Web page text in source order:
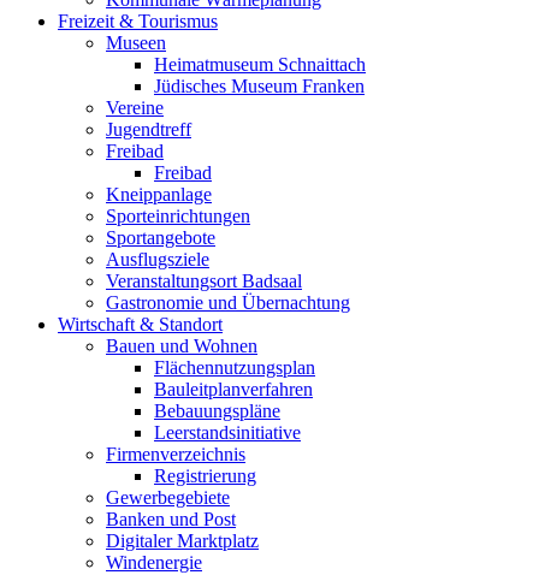
Freizeit & Tourismus
Museen
Heimatmuseum Schnaittach
Jüdisches Museum Franken
Vereine
Jugendtreff
Freibad
Freibad
Kneippanlage
Sporteinrichtungen
Sportangebote
Ausflugsziele
Veranstaltungsort Badsaal
Gastronomie und Übernachtung
Wirtschaft & Standort
Bauen und Wohnen
Flächennutzungsplan
Bauleitplanverfahren
Bebauungspläne
Leerstandsinitiative
Firmenverzeichnis
Registrierung
Gewerbegebiete
Banken und Post
Digitaler Marktplatz
Windenergie